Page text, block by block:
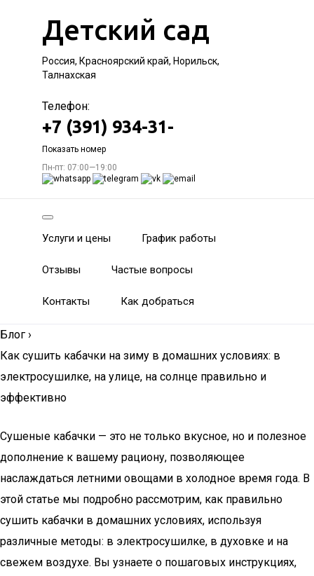
Детский сад
Россия, Красноярский край, Норильск,
Талнахская
Телефон:
+7 (391) 934-31-
Показать номер
Пн-пт: 07:00—19:00
Услуги и цены График работы
Отзывы Частые вопросы
Контакты Как добраться
Блог ›
Как сушить кабачки на зиму в домашних условиях: в
электросушилке, на улице, на солнце правильно и
эффективно
Сушеные кабачки — это не только вкусное, но и полезное
дополнение к вашему рациону, позволяющее
наслаждаться летними овощами в холодное время года. В
этой статье мы подробно рассмотрим, как правильно
сушить кабачки в домашних условиях, используя
различные методы: в электросушилке, в духовке и на
свежем воздухе. Вы узнаете о пошаговых инструкциях,